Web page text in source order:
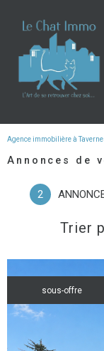
Agence immobilière à
Annonces de
2
Trier
sous-offre